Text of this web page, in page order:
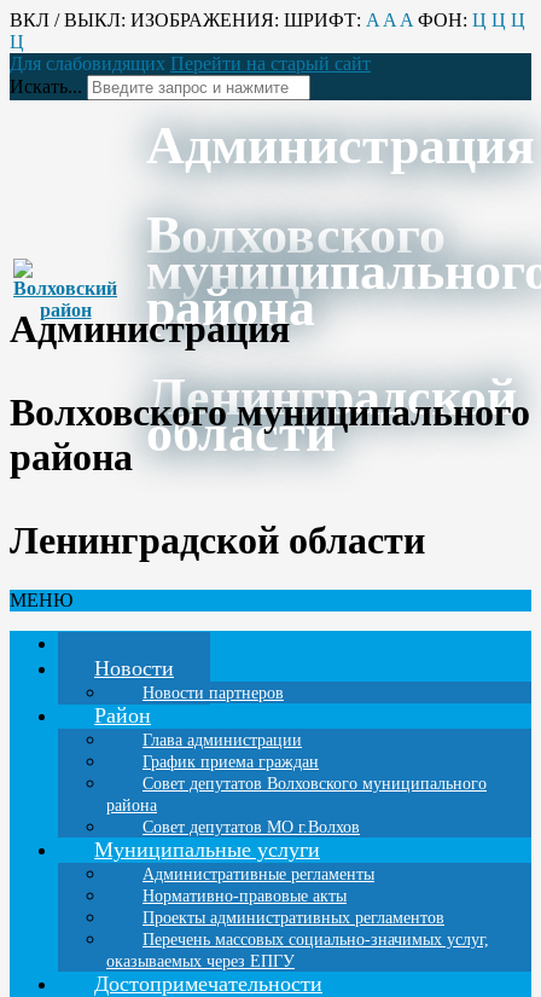
ВКЛ / ВЫКЛ: ИЗОБРАЖЕНИЯ: ШРИФТ: A A A ФОН: Ц Ц Ц
Ц
Для слабовидящих Перейти на старый сайт
Искать...
Администрация
Волховского
района
Ленинградской
области
Администрация
Волховского муниципального
района
Ленинградской области
МЕНЮ
Новости
Новости партнеров
Район
Глава администрации
График приема граждан
Совет депутатов Волховского муниципального
района
Совет депутатов МО г.Волхов
Муниципальные услуги
Административные регламенты
Нормативно-правовые акты
Проекты административных регламентов
Перечень массовых социально-значимых услуг,
оказываемых через ЕПГУ
Достопримечательности